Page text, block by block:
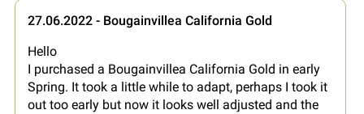
27.06.2022 - Bougainvillea California Gold
Hello
I purchased a Bougainvillea California Gold in early
Spring. It took a little while to adapt, perhaps I took it
out too early but now it looks well adjusted and the